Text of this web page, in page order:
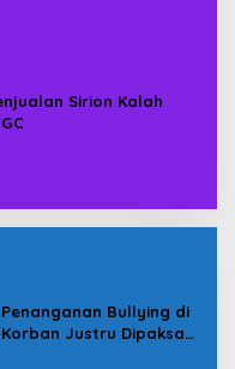
Sirion Kalah
Bullying di
Korban Justru Dipaksa